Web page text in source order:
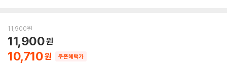
11,900원
10,710
11,900
쿠폰혜택가